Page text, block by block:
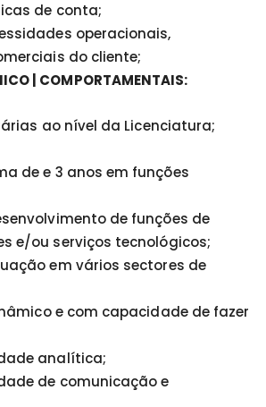
de conta;
operacionais,
do cliente;
| COMPORTAMENTAIS:
ao nível da Licenciatura;
de e 3 anos em funções
de funções de
e/ou serviços tecnológicos;
em vários sectores de
e com capacidade de fazer
analítica;
de comunicação e